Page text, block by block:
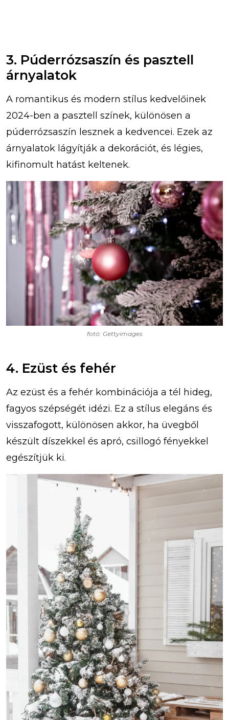
3. Púderrózsaszín és pasztell
árnyalatok
A romantikus és modern stílus kedvelőinek
2024-ben a pasztell színek, különösen a
púderrózsaszín lesznek a kedvencei. Ezek az
árnyalatok lágyítják a dekorációt, és légies,
kifinomult hatást keltenek.
fotó: Gettyimages
4. Ezüst és fehér
Az ezüst és a fehér kombinációja a tél hideg,
fagyos szépségét idézi. Ez a stílus elegáns és
visszafogott, különösen akkor, ha üvegből
készült díszekkel és apró, csillogó fényekkel
egészítjük ki.